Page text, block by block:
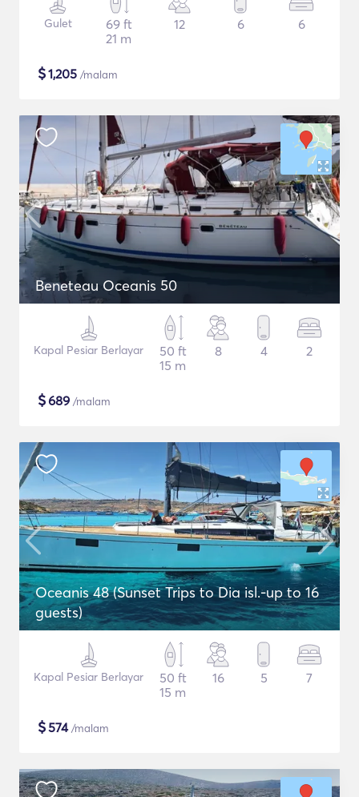
Gulet
69 ft
21 m
12 6 6
$1,205 /malam
Beneteau Oceanis 50
Kapal Pesiar Berlayar
50 ft
15 m
8 4 2
$689 /malam
Oceanis 48 (Sunset Trips to Dia isl.-up to 16
guests)
Kapal Pesiar Berlayar
50 ft
15 m
16 5 7
$574/malam